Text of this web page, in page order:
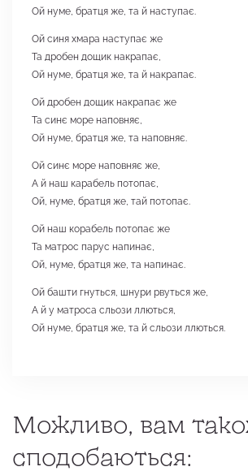
Ой нуме, братця же, та й наступає.
Ой синя хмара наступає же
Та дробен дощик накрапає,
Ой нуме, братця же, та й накрапає.
Ой дробен дощик накрапає же
Та синє море наповняє,
Ой нуме, братця же, та наповняє.
Ой синє море наповняє же,
А й наш карабель потопає,
Ой, нуме, братця же, тай потопає.
Ой наш корабель потопає же
Та матрос парус напинає,
Ой, нуме, братця же, та напинає.
Ой башти гнуться, шнури рвуться же,
А й у матроса сльози ллються,
Ой нуме, братця же, та й сльози ллються.
Можливо, вам
сподобаються: